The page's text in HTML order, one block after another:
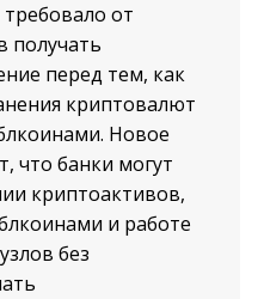
от
получать
перед тем, как
криптовалют
Новое
что банки могут
криптоактивов,
и работе
без